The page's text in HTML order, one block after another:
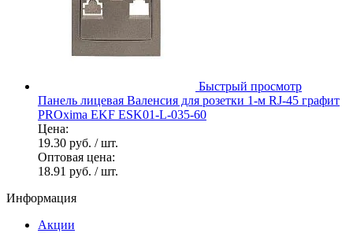
Быстрый просмотр
Панель лицевая Валенсия для розетки 1-м RJ-45 графит
PROxima EKF ESK01-L-035-60
Цена:
19.30 руб. / шт.
Оптовая цена:
18.91 руб. / шт.
Информация
Акции